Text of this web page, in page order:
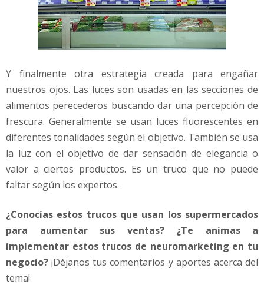
Y finalmente otra estrategia creada para engañar
nuestros ojos. Las luces son usadas en las secciones de
alimentos perecederos buscando dar una percepción de
frescura. Generalmente se usan luces fluorescentes en
diferentes tonalidades según el objetivo. También se usa
la luz con el objetivo de dar sensación de elegancia o
valor a ciertos productos. Es un truco que no puede
faltar según los expertos.
¿Conocías estos trucos que usan los supermercados
para aumentar sus ventas? ¿Te animas a
implementar estos trucos de neuromarketing en tu
negocio? ¡Déjanos tus comentarios y aportes acerca del
tema!